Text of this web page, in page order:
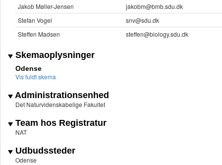
Jakob Møller-Jensen
jakobm@bmb.sdu.dk
Stefan Vogel
snv@sdu.dk
Steffen Madsen
steffen@biology.sdu.dk
Skemaoplysninger
Odense
Vis fuldt skema
Administrationsenhed
Det Naturvidenskabelige Fakultet
Team hos Registratur
NAT
Udbudssteder
Odense